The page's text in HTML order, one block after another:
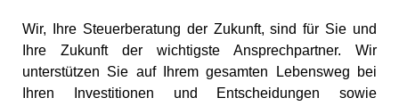
Wir, Ihre Steuerberatung der Zukunft, sind für Sie und
Ihre Zukunft der wichtigste Ansprechpartner. Wir
unterstützen Sie auf Ihrem gesamten Lebensweg bei
Ihren Investitionen und Entscheidungen sowie